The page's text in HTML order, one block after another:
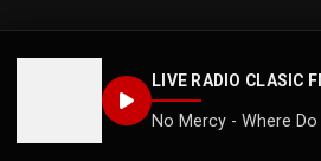
LIVE RADIO CLASIC
No Mercy - Where